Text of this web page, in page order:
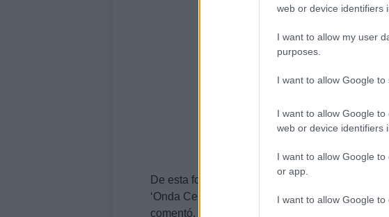
web or device identifiers
I want to allow my user
purposes.
I want to allow Google to
I want to allow Google
web or device identifiers
I want to allow Google
or app.
I want to allow Google
De esta forma lo ha asegurado Raúl del Pozo
‘Onda Cero’. En dichas declaraciones explica
comentó.